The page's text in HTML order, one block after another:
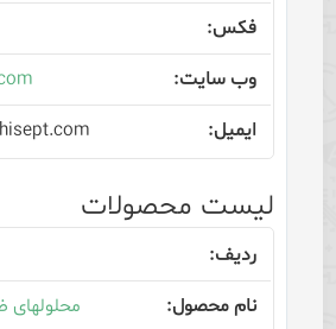
لیست محصولات
محلولهای